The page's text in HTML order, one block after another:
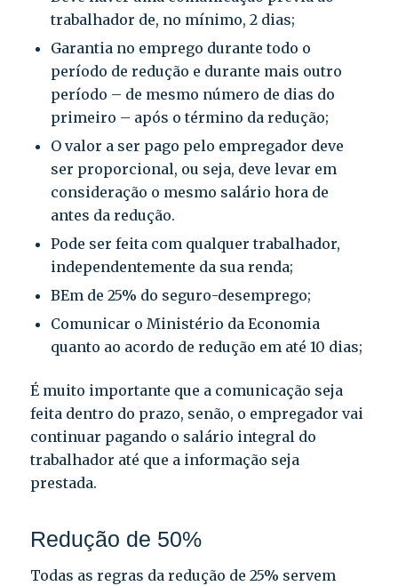
trabalhador de, no mínimo, 2 dias;
Garantia no emprego durante todo o
período de redução e durante mais outro
período – de mesmo número de dias do
primeiro – após o término da redução;
O valor a ser pago pelo empregador deve
ser proporcional, ou seja, deve levar em
consideração o mesmo salário hora de
antes da redução.
Pode ser feita com qualquer trabalhador,
independentemente da sua renda;
BEm de 25% do seguro-desemprego;
Comunicar o Ministério da Economia
quanto ao acordo de redução em até 10 dias;
É muito importante que a comunicação seja
feita dentro do prazo, senão, o empregador vai
continuar pagando o salário integral do
trabalhador até que a informação seja
prestada.
Redução de 50%
Todas as regras da redução de 25% servem